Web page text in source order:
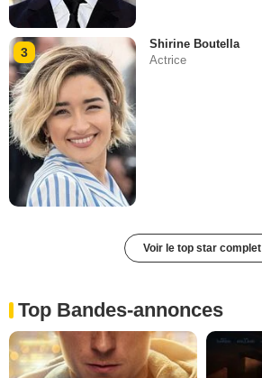
3
Shirine Boutella
Actrice
Voir le top star complet
Top Bandes-annonces